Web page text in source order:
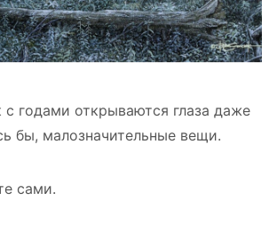
с годами открываются глаза даже
бы, малозначительные вещи.
сами.